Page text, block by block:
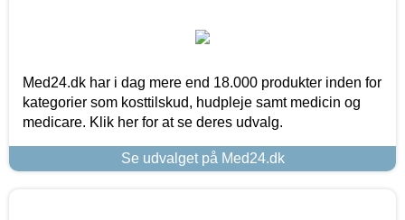
Med24.dk har i dag mere end 18.000 produkter inden for
kategorier som kosttilskud, hudpleje samt medicin og
medicare. Klik her for at se deres udvalg.
Se udvalget på Med24.dk